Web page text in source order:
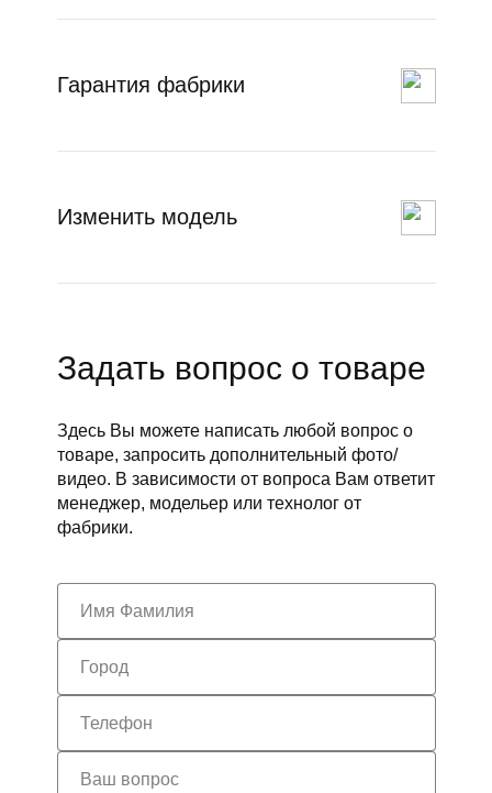
Гарантия фабрики
Изменить модель
Задать вопрос о товаре
Здесь Вы можете написать любой вопрос о
товаре, запросить дополнительный фото/
видео. В зависимости от вопроса Вам ответит
менеджер, модельер или технолог от
фабрики.